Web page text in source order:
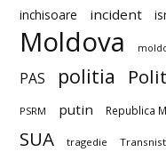
inchisoare incident
Moldova
PAS politia
PSRM putin Republica
SUA tragedie